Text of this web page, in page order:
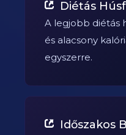
Diétás
A legjobb diétás
és alacsony
egyszerre.
Időszakos